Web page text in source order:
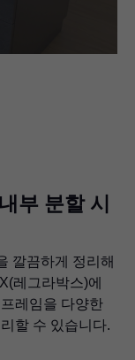
부 분할 시
깔끔하게 정리해
(레그라박스)에
레임을 다양한
할 수 있습니다.